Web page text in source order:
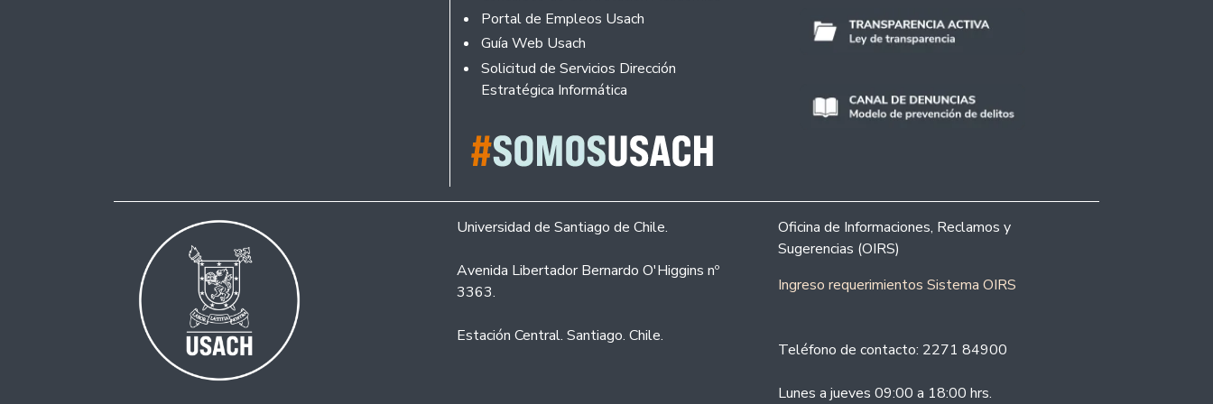
Portal de Empleos Usach
Guía Web Usach
Solicitud de Servicios Dirección
Estratégica Informática
Universidad de Santiago de Chile.
Avenida Libertador Bernardo O'Higgins nº
3363.
Estación Central. Santiago. Chile.
Oficina de Informaciones, Reclamos y
Sugerencias (OIRS)
Ingreso requerimientos Sistema OIRS
Teléfono de contacto: 2271 84900
Lunes a jueves 09:00 a 18:00 hrs.